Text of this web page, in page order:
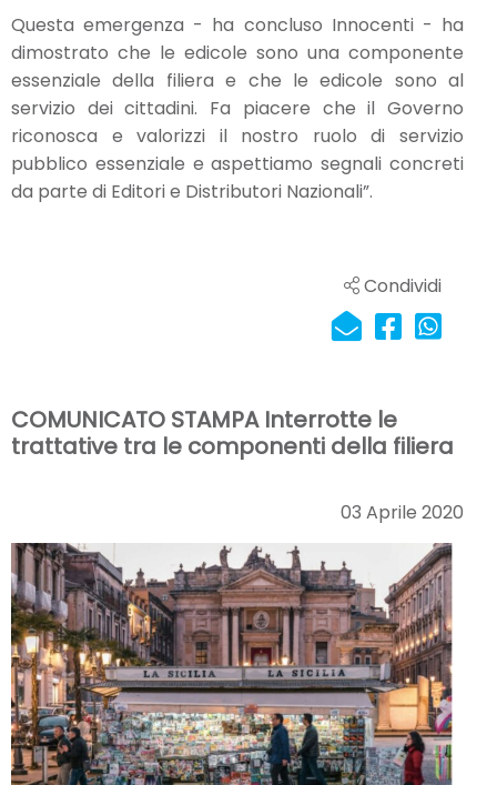
Questa emergenza - ha concluso Innocenti - ha
dimostrato che le edicole sono una componente
essenziale della filiera e che le edicole sono al
servizio dei cittadini. Fa piacere che il Governo
riconosca e valorizzi il nostro ruolo di servizio
pubblico essenziale e aspettiamo segnali concreti
da parte di Editori e Distributori Nazionali”.
Condividi
COMUNICATO STAMPA Interrotte le
trattative tra le componenti della filiera
03 Aprile 2020